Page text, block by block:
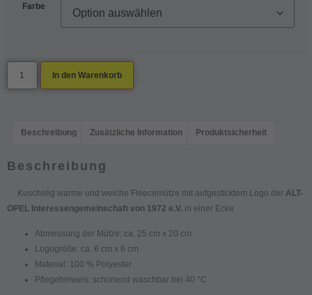
Farbe
In den Warenkorb
Beschreibung Zusätzliche Information Produktsicherheit
Beschreibung
Kuschelig warme und weiche Fleecemütze mit aufgesticktem Logo der ALT-
OPEL Interessengemeinschaft von 1972 e.V. in einer Ecke
Abmessung der Mütze: ca. 25 cm x 20 cm
Logogröße: ca. 6 cm x 6 cm
Material: 100 % Polyester
Pflegehinweis: schonend waschbar bei 40 °C